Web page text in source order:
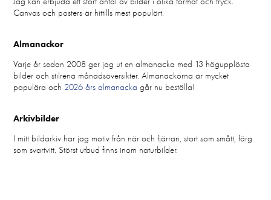
Canvas och posters är hittills mest populärt.
Almanackor
Varje år sedan 2008 ger jag ut en almanacka med 13 högupplösta
bilder och stilrena månadsöversikter. Almanackorna är mycket
populära och 2026 års almanacka går nu beställa!
Arkivbilder
I mitt bildarkiv har jag motiv från när och fjärran, stort som smått, färg
som svartvitt. Störst utbud finns inom naturbilder.